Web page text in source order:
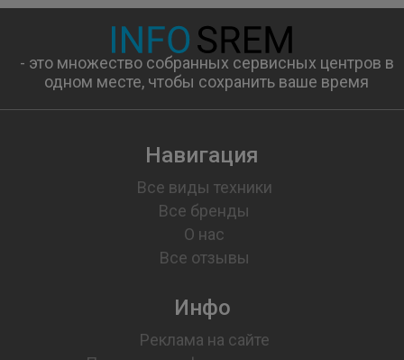
- это множество собранных сервисных центров в
одном месте, чтобы сохранить ваше время
Навигация
Все виды техники
Все бренды
О нас
Все отзывы
Инфо
Реклама на сайте